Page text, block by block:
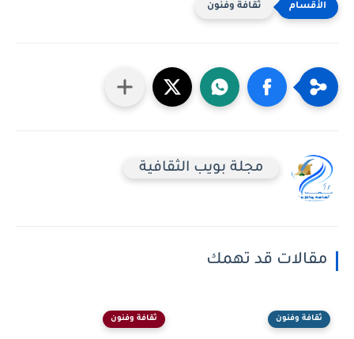
ثقافة وفنون
مجلة بويب الثقافية
مقالات قد تهمك
ثقافة وفنون ثقافة وفنون